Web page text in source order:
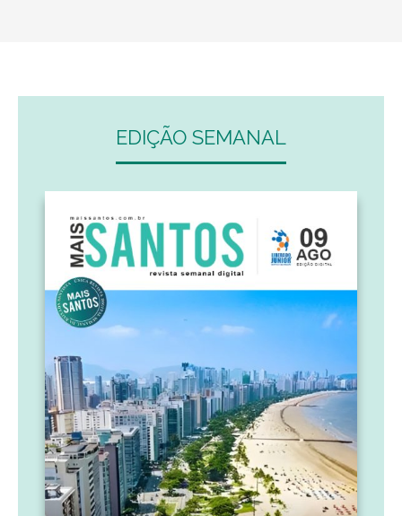
EDIÇÃO SEMANAL